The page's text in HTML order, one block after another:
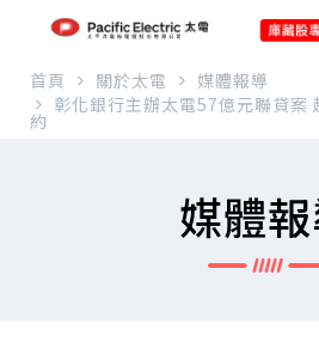
首頁 關於太電
媒體報導
彰化銀行主辦太電57億元聯貸案
約
媒體